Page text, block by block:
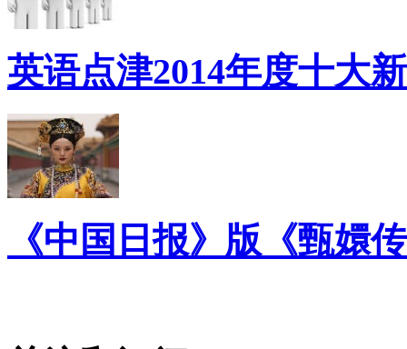
英语点津2014年度十大
《中国日报》版《甄嬛